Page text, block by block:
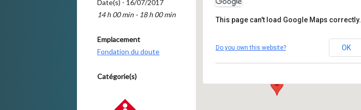
14 rue de la Paix - Blois
Événements
This page can't load Google Maps correctly.
Do you own this website? OK
Date(s) - 16/07/2017
14 h 00 min - 18 h 00 min
Emplacement
Fondation du doute
Catégorie(s)